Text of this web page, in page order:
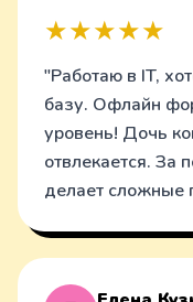
★★★★★
"Работаю в IT,
базу. Офлайн
уровень! Дочь
отвлекается. За
делает сложные